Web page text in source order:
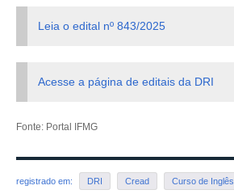
Leia o edital nº 843/2025
Acesse a página de editais da DRI
Fonte: Portal IFMG
registrado em: DRI Cread Curso de Inglês